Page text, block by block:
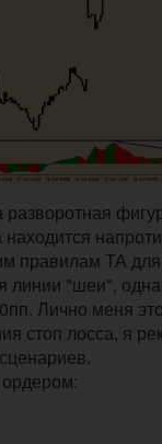
правилам ТА
линии "шеи",
Лично меня
стоп лосса, я